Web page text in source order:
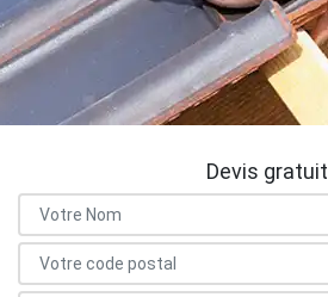
Devis gratuit